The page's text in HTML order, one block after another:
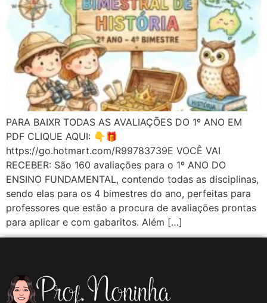
PARA BAIXR TODAS AS AVALIAÇÕES DO 1º ANO EM
PDF CLIQUE AQUI: 👇🎁
https://go.hotmart.com/R99783739E VOCÊ VAI
RECEBER: São 160 avaliações para o 1º ANO DO
ENSINO FUNDAMENTAL, contendo todas as disciplinas,
sendo elas para os 4 bimestres do ano, perfeitas para
professores que estão a procura de avaliações prontas
para aplicar e com gabaritos. Além […]